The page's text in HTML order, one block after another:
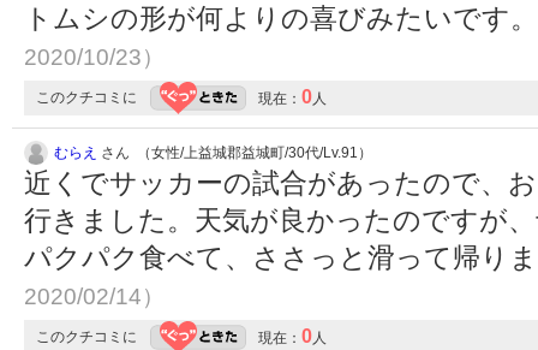
トムシの形が何よりの喜びみたいです
2020/10/23）
このクチコミに 現在： 0人
むらえ さん （女性/上益城郡益城町/30代/Lv.91）
近くでサッカーの試合があったので、
行きました。天気が良かったのですが
パクパク食べて、ささっと滑って帰り
2020/02/14）
このクチコミに 現在： 0人